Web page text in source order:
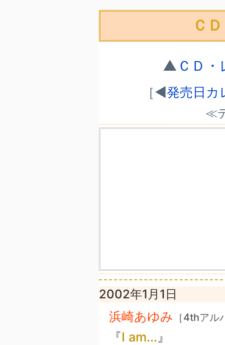
Ｃ
▲ ＣＤ
［◀発売日カ
≪
2002年1月1日
浜崎あゆみ ［4thアル
『I am... 』